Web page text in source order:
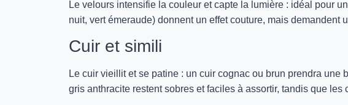
Le velours intensifie la couleur et capte la lumière : idéal pour
nuit, vert émeraude) donnent un effet couture, mais demandent
Cuir et simili
Le cuir vieillit et se patine : un cuir cognac ou brun prendra
gris anthracite restent sobres et faciles à assortir, tandis que